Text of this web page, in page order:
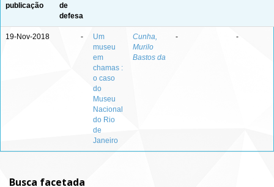
publicação
de
defesa
19-Nov-2018 -
Um
museu
em
chamas :
o caso
do
Museu
Nacional
do Rio
de
Janeiro
Cunha,
Murilo
Bastos da
- -
Busca facetada